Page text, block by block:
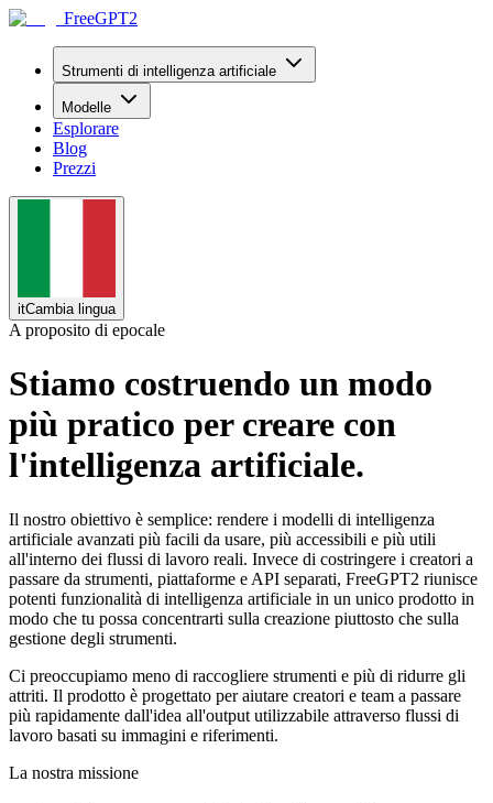
FreeGPT2
Strumenti di intelligenza artificiale
Modelle
Esplorare
Blog
Prezzi
itCambia lingua
A proposito di epocale
Stiamo costruendo un modo
più pratico per creare con
l'intelligenza artificiale.
Il nostro obiettivo è semplice: rendere i modelli di intelligenza
artificiale avanzati più facili da usare, più accessibili e più utili
all'interno dei flussi di lavoro reali. Invece di costringere i creatori a
passare da strumenti, piattaforme e API separati, FreeGPT2 riunisce
potenti funzionalità di intelligenza artificiale in un unico prodotto in
modo che tu possa concentrarti sulla creazione piuttosto che sulla
gestione degli strumenti.
Ci preoccupiamo meno di raccogliere strumenti e più di ridurre gli
attriti. Il prodotto è progettato per aiutare creatori e team a passare
più rapidamente dall'idea all'output utilizzabile attraverso flussi di
lavoro basati su immagini e riferimenti.
La nostra missione